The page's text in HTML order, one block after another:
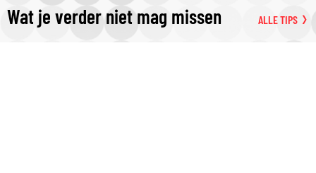
Wat je verder niet mag missen ALLE TIPS